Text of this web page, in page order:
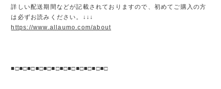
詳しい配送期間などが記載されておりますので、初めてご購入の方
は必ずお読みください。↓↓↓
https://www.allaumo.com/about
■□■□■□■□■□■□■□■□■□■□■□■□